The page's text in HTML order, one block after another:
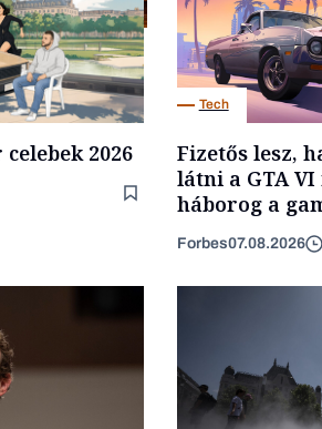
2026
Tech
Fizetős lesz,
látni a GTA VI
háborog a
Forbes07.08.2026